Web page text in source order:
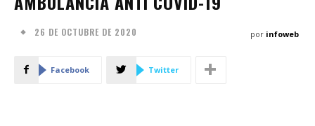
26 DE OCTUBRE DE 2020 por infoweb
Facebook Twitter